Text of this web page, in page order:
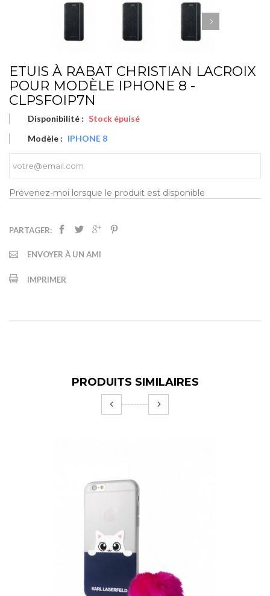
ETUIS À RABAT CHRISTIAN LACROIX
POUR MODÈLE IPHONE 8 -
CLPSFOIP7N
Disponibilité : Stock épuisé
Modèle : IPHONE 8
Prévenez-moi lorsque le produit est disponible
PARTAGER:
ENVOYER À UN AMI
IMPRIMER
PRODUITS SIMILAIRES